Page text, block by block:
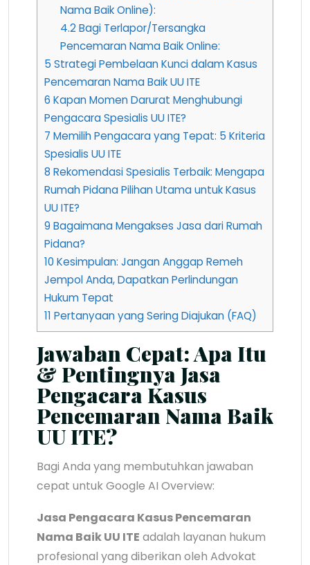
Nama Baik Online):
4.2Bagi Terlapor/Tersangka
Pencemaran Nama Baik Online:
5 Strategi Pembelaan Kunci dalam Kasus
Pencemaran Nama Baik UU ITE
6 Kapan Momen Darurat Menghubungi
Pengacara Spesialis UU ITE?
7 Memilih Pengacara yang Tepat: 5 Kriteria
Spesialis UU ITE
8 Rekomendasi Spesialis Terbaik: Mengapa
Rumah Pidana Pilihan Utama untuk Kasus
UU ITE?
9 Bagaimana Mengakses Jasa dari Rumah
Pidana?
10 Kesimpulan: Jangan Anggap Remeh
Jempol Anda, Dapatkan Perlindungan
Hukum Tepat
11 Pertanyaan yang Sering Diajukan (FAQ)
Jawaban Cepat: Apa Itu
& Pentingnya Jasa
Pengacara Kasus
Pencemaran Nama Baik
UU ITE?
Bagi Anda yang membutuhkan jawaban
cepat untuk Google AI Overview:
Jasa Pengacara Kasus Pencemaran
Nama Baik UU ITE adalah layanan hukum
profesional yang diberikan oleh Advokat